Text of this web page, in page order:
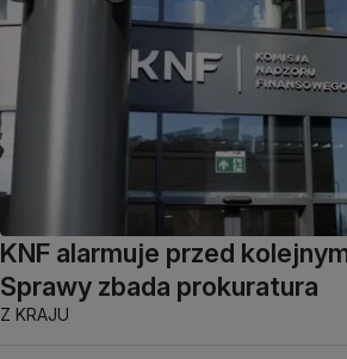
KNF alarmuje przed
Sprawy zbada prokuratura
Z KRAJU